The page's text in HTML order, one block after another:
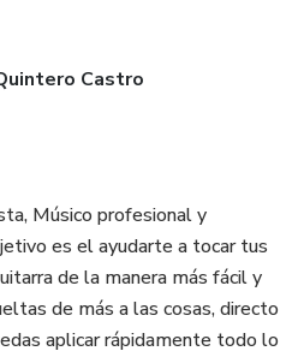
Castro
Músico profesional y
es el ayudarte a tocar tus
de la manera más fácil y
de más a las cosas, directo
aplicar rápidamente todo lo